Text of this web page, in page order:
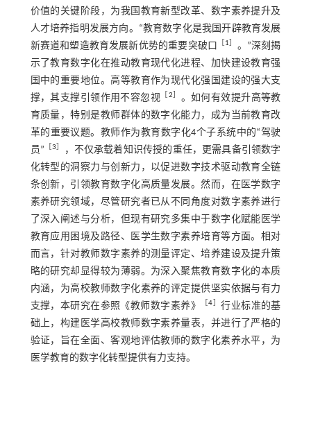
价值的关键阶段，为我国教育新型改革、数字素养提升及
人才培养指明发展方向。“教育数字化是我国开辟教育发展
新赛道和塑造教育发展新优势的重要突破口
1
。”深刻揭
示了教育数字化在推动教育现代化进程、加快建设教育强
国中的重要地位。高等教育作为现代化强国建设的强大支
撑，其支撑引领作用不容忽视
2
。如何有效提升高等教
育质量，特别是教师群体的数字化能力，成为当前教育改
革的重要议题。教师作为教育数字化4个子系统中的“驾驶
员” ［3
，不仅承载着知识传授的重任，更需具备引领数字
化转型的洞察力与创新力，以促进数字技术驱动教育全链
条创新，引领教育数字化高质量发展。然而，在医学数字
素养研究领域，尽管研究者已从不同角度对数字素养进行
了深入阐述与分析，但现有研究多集中于数字化赋能医学
教育应用困境及路径、医学生数字素养培育等方面。相对
而言，针对教师数字素养的测量评定、培养建设及提升策
略的研究却显得较为薄弱。为深入聚焦教育数字化的本质
内涵，为高校教师数字化素养的评定提供坚实依据与有力
支撑，本研究在参照《教师数字素养》
［4 ］行业标准的基
础上，构建医学高校教师数字素养量表，并进行了严格的
验证，旨在全面、客观地评估教师的数字化素养水平，为
医学教育的数字化转型提供有力支持。